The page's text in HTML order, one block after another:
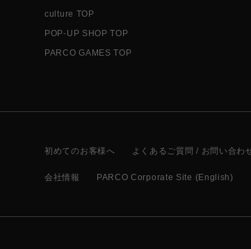
culture TOP
POP-UP SHOP TOP
PARCO GAMES TOP
初めてのお客様へ よくあるご質問 / お問い合わ
会社情報 PARCO Corporate Site (English)